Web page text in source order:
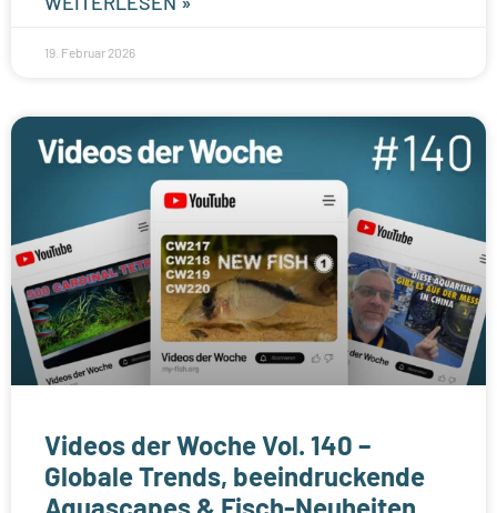
19. Februar 2026
Videos der Woche Vol. 140 –
Globale Trends, beeindruckende